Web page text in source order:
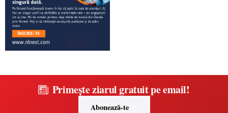
Primește ziarul gratuit pe email!
Abonează-te